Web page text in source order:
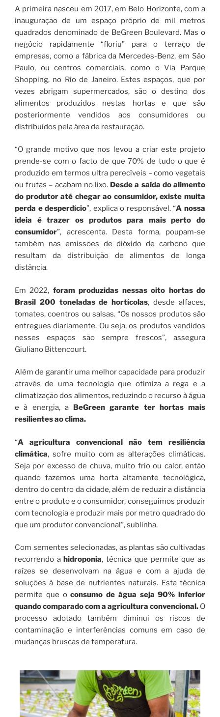
A primeira nasceu em 2017, em Belo Horizonte, com a
inauguração de um espaço próprio de mil metros
quadrados denominado de BeGreen Boulevard. Mas o
negócio rapidamente “floriu” para o terraço de
empresas, como a fábrica da Mercedes-Benz, em São
Paulo, ou centros comerciais, como o Via Parque
Shopping, no Rio de Janeiro. Estes espaços, que por
vezes abrigam supermercados, são o destino dos
alimentos produzidos nestas hortas e que são
posteriormente vendidos aos consumidores ou
distribuídos pela área de restauração.
“O grande motivo que nos levou a criar este projeto
prende-se com o facto de que 70% de tudo o que é
produzido em termos ultra perecíveis – como vegetais
ou frutas – acabam no lixo. Desde a saída do alimento
do produtor até chegar ao consumidor, existe muita
perda e desperdício”, explica o responsável. “A nossa
ideia é trazer os produtos para mais perto do
consumidor”, acrescenta. Desta forma, poupam-se
também nas emissões de dióxido de carbono que
resultam da distribuição de alimentos de longa
distância.
Em 2022, foram produzidas nessas oito hortas do
Brasil 200 toneladas de hortícolas, desde alfaces,
tomates, coentros ou salsas. “Os nossos produtos são
entregues diariamente. Ou seja, os produtos vendidos
nesses espaços são sempre frescos”, assegura
Giuliano Bittencourt.
Além de garantir uma melhor capacidade para produzir
através de uma tecnologia que otimiza a rega e a
climatização dos alimentos, reduzindo o recurso à água
e à energia, a
BeGreen garante ter hortas mais
resilientes ao clima.
“A agricultura convencional não tem resiliência
climática, sofre muito com as alterações climáticas.
Seja por excesso de chuva, muito frio ou calor, então
quando fazemos uma horta altamente tecnológica,
dentro do centro da cidade, além de reduzir a distância
entre o produto e o consumidor, conseguimos produzir
com tecnologia e produzir mais por metro quadrado do
que um produtor convencional”, sublinha.
Com sementes selecionadas, as plantas são cultivadas
recorrendo a hidroponia, técnica que permite que as
raízes se desenvolvam na água e com a ajuda de
soluções à base de nutrientes naturais. Esta técnica
permite que oconsumo de água seja 90% inferior
quando comparado com a agricultura convencional. O
processo adotado também diminui os riscos de
contaminação e interferências comuns em caso de
mudanças bruscas de temperatura.